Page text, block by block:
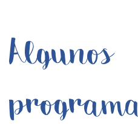
Algunos